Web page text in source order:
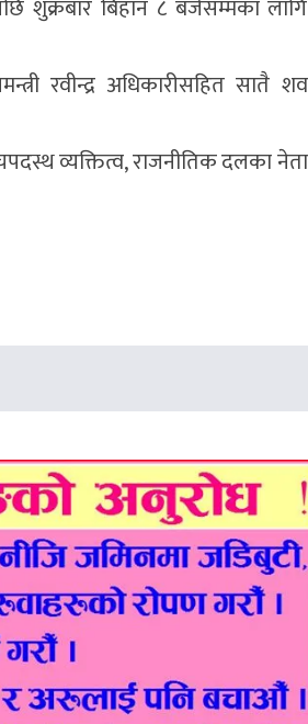
शुक्रबार बिहान ८ बजेसम्मका लागि
रवीन्द्र अधिकारीसहित सातै शव
व्यक्तित्व, राजनीतिक दलका नेता